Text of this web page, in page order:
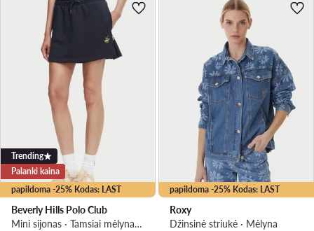
papildoma -25% Kodas: LAST
Trending
Palanki kaina
Beverly Hills Polo Club
Mini sijonas · Tamsiai mėlyna · Mini
papildoma -25% Kodas: LAST
Roxy
Džinsinė striukė · Mėlyna